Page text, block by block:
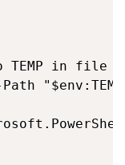
TEMP in file